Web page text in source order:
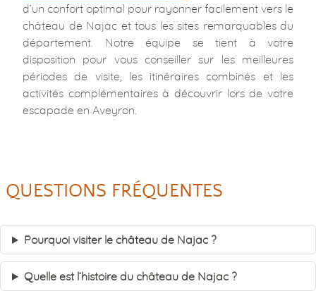
d’un confort optimal pour rayonner facilement vers le
château de Najac et tous les sites remarquables du
département. Notre équipe se tient à votre
disposition pour vous conseiller sur les meilleures
périodes de visite, les itinéraires combinés et les
activités complémentaires à découvrir lors de votre
escapade en Aveyron.
QUESTIONS FRÉQUENTES
Pourquoi visiter le château de Najac ?
Quelle est l’histoire du château de Najac ?